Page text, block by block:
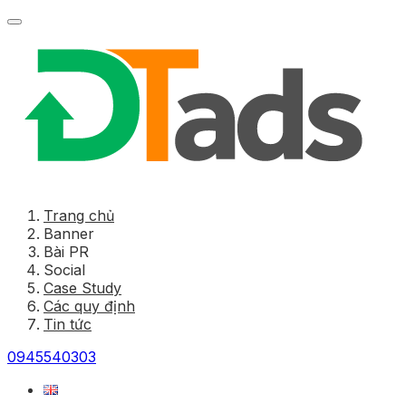
Trang chủ
Banner
Bài PR
Social
Case Study
Các quy định
Tin tức
0945540303